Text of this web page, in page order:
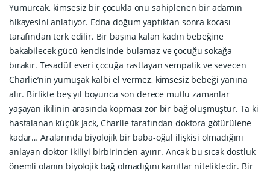
Yumurcak, kimsesiz bir çocukla onu sahiplenen bir adamın
hikayesini anlatıyor. Edna doğum yaptıktan sonra kocası
tarafından terk edilir. Bir başına kalan kadın bebeğine
bakabilecek gücü kendisinde bulamaz ve çocuğu sokağa
bırakır. Tesadüf eseri çocuğa rastlayan sempatik ve sevecen
Charlie’nin yumuşak kalbi el vermez, kimsesiz bebeği yanına
alır. Birlikte beş yıl boyunca son derece mutlu zamanlar
yaşayan ikilinin arasında kopması zor bir bağ oluşmuştur. Ta ki
hastalanan küçük Jack, Charlie tarafından doktora götürülene
kadar… Aralarında biyolojik bir baba-oğul ilişkisi olmadığını
anlayan doktor ikiliyi birbirinden ayırır. Ancak bu sıcak dostluk
önemli olanın biyolojik bağ olmadığını kanıtlar niteliktedir. Bir